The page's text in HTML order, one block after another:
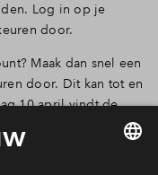
Log in op je
door.
Maak dan snel een
door. Dit kan tot en
10 april vindt de
hebt
account. De
een email